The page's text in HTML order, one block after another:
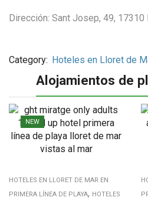
Dirección: Sant Josep, 49, 17310
Category: Hoteles en Lloret de
Alojamientos de
NEW
HOTELES EN LLORET DE MAR EN
PRIMERA LÍNEA DE PLAYA, HOTELES